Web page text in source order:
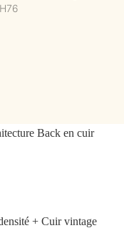
Back en cuir
+ Cuir vintage